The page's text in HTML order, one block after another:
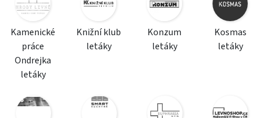
Kamenické
práce
Ondrejka
letáky
Knižní klub
letáky
Konzum
letáky
Kosmas
letáky